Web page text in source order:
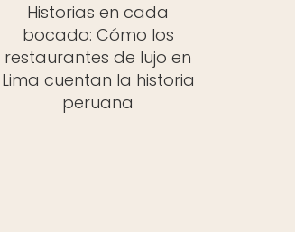
Historias en cada
bocado: Cómo los
restaurantes de lujo en
Lima cuentan la historia
peruana